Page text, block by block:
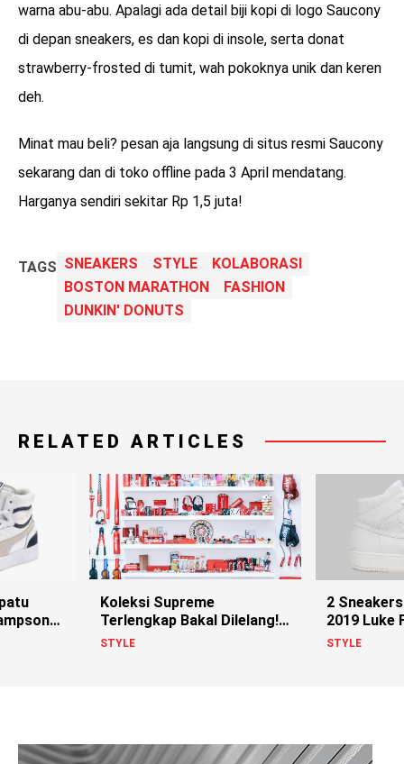
warna abu-abu. Apalagi ada detail biji kopi di logo Saucony
di depan sneakers, es dan kopi di insole, serta donat
strawberry-frosted di tumit, wah pokoknya unik dan keren
deh.
Minat mau beli? pesan aja langsung di situs resmi Saucony
sekarang dan di toko offline pada 3 April mendatang.
Harganya sendiri sekitar Rp 1,5 juta!
TAGS SNEAKERS STYLE
KOLABORASI
BOSTON MARATHON
FASHION
DUNKIN' DONUTS
RELATED ARTICLES
Koleksi Supreme
Terlengkap Bakal Dilelang!
Siapa Pemiliknya?
STYLE
2
2019 Luke
Stayhard
STYLE